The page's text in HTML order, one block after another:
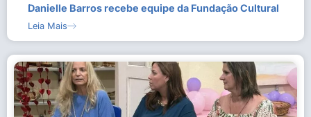
Danielle Barros recebe equipe da Fundação Cultural
Leia Mais